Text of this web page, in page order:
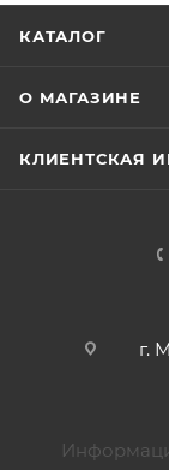
КАТАЛОГ
О МАГАЗИНЕ
КЛИЕНТСКАЯ
г.